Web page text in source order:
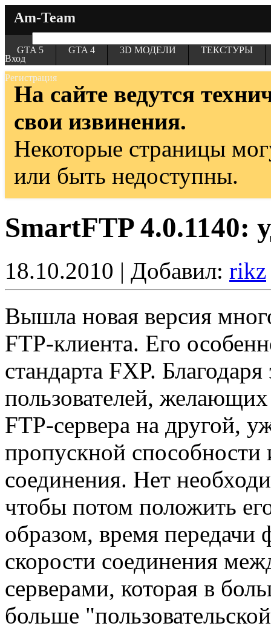
Am-Team
Вход
Регистрация
GTA 5 GTA 4 3D МОДЕЛИ ТЕКСТУРЫ
На сайте ведутся
свои извинения.
Некоторые страницы
или быть недоступны.
SmartFTP 4.0.1140:
18.10.2010 | Добавил: rikz
Вышла новая версия
FTP-клиента. Его
стандарта FXP.
пользователей,
FTP-сервера на другой,
пропускной способности
соединения. Нет
чтобы потом положить
образом, время передачи
скорости соединения
серверами, которая в
больше